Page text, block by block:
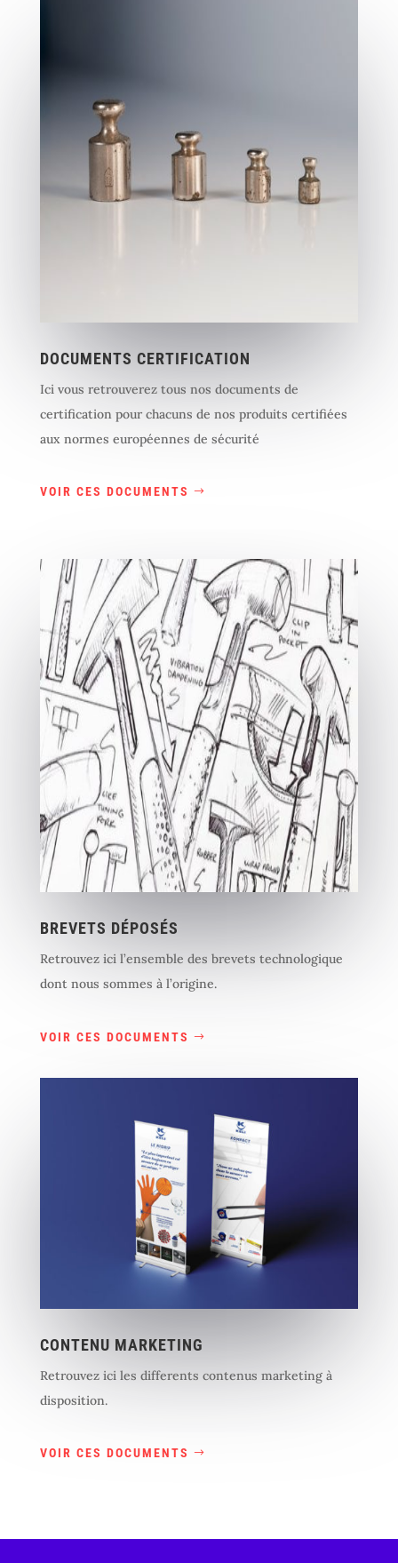
DOCUMENTS CERTIFICATION
Ici vous retrouverez tous nos documents de
certification pour chacuns de nos produits certifiées
aux normes européennes de sécurité
VOIR CES DOCUMENTS
BREVETS DÉPOSÉS
Retrouvez ici l’ensemble des brevets technologique
dont nous sommes à l’origine.
VOIR CES DOCUMENTS
CONTENU MARKETING
Retrouvez ici les differents contenus marketing à
disposition.
VOIR CES DOCUMENTS